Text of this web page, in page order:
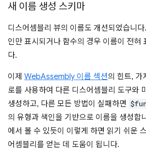
새 이름 생성 스키마
디스어셈블리 뷰의 이름도 개선되었습니
인만 표시되거나 함수의 경우 이름이 전혀
다.
이제 WebAssembly 이름 섹션의 힌트, 가
로를 사용하여 다른 디스어셈블리 도구와
생성하고, 다른 모든 방법이 실패하면
의 유형과 색인을 기반으로 이름을 생성합
에서 볼 수 있듯이 이렇게 하면 읽기 쉬운
어셈블리를 얻는 데 도움이 됩니다.